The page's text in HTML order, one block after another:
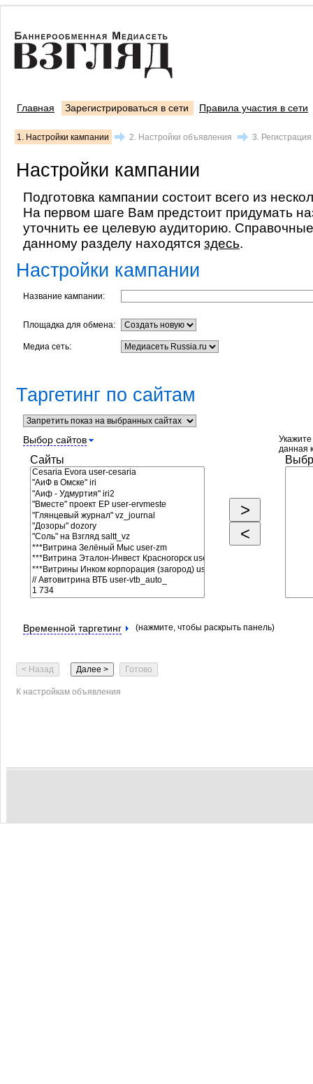
Главная Зарегистрироваться в сети Правила участия в сети
1. Настройки кампании 2. Настройки объявления 3. Регистрация
Настройки кампании
Подготовка кампании состоит всего из
На первом шаге Вам предстоит придумать
уточнить ее целевую аудиторию.
данному разделу находятся здесь.
Настройки кампании
Название кампании:
Площадка для обмена:
Медиа сеть:
Таргетинг по сайтам
Укажите
данная
Выбор сайтов
Сайты
Временной таргетинг (нажмите, чтобы раскрыть панель)
К настройкам объявления